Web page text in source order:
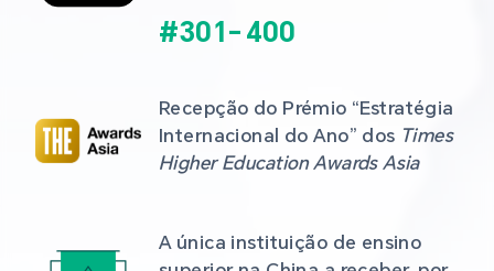
#301- 400
Recepção do Prémio “Estratégia
Internacional do Ano” dos Times
Higher Education Awards Asia
A única instituição de ensino